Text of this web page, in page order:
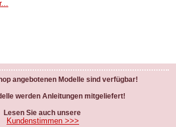
angebotenen Modelle sind verfügbar!
werden Anleitungen mitgeliefert!
Lesen Sie auch unsere
Kundenstimmen >>>